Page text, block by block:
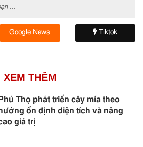
...
Google News Tiktok
XEM THÊM
Thọ phát triển cây mía theo
ổn định diện tích và nâng
giá trị